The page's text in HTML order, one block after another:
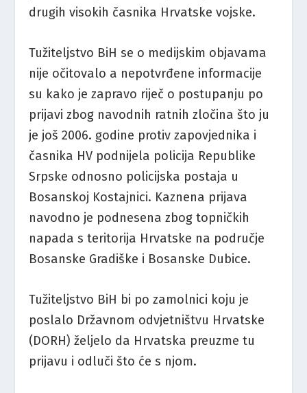
drugih visokih časnika Hrvatske vojske.
Tužiteljstvo BiH se o medijskim objavama
nije očitovalo a nepotvrđene informacije
su kako je zapravo riječ o postupanju po
prijavi zbog navodnih ratnih zločina što ju
je još 2006. godine protiv zapovjednika i
časnika HV podnijela policija Republike
Srpske odnosno policijska postaja u
Bosanskoj Kostajnici. Kaznena prijava
navodno je podnesena zbog topničkih
napada s teritorija Hrvatske na područje
Bosanske Gradiške i Bosanske Dubice.
Tužiteljstvo BiH bi po zamolnici koju je
poslalo Državnom odvjetništvu Hrvatske
(DORH) željelo da Hrvatska preuzme tu
prijavu i odluči što će s njom.